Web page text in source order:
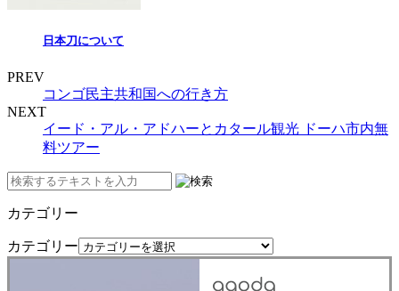
日本刀について
PREV
コンゴ民主共和国への行き方
NEXT
イード・アル・アドハーとカタール観光 ドーハ市内無
料ツアー
カテゴリー
カテゴリー